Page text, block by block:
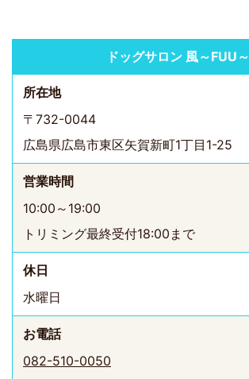
ドッグサロン 風～FUU～
所在地
〒732-0044
広島県広島市東区矢賀新町1丁目1-25
営業時間
10:00～19:00
トリミング最終受付18:00まで
休日
水曜日
お電話
082-510-0050